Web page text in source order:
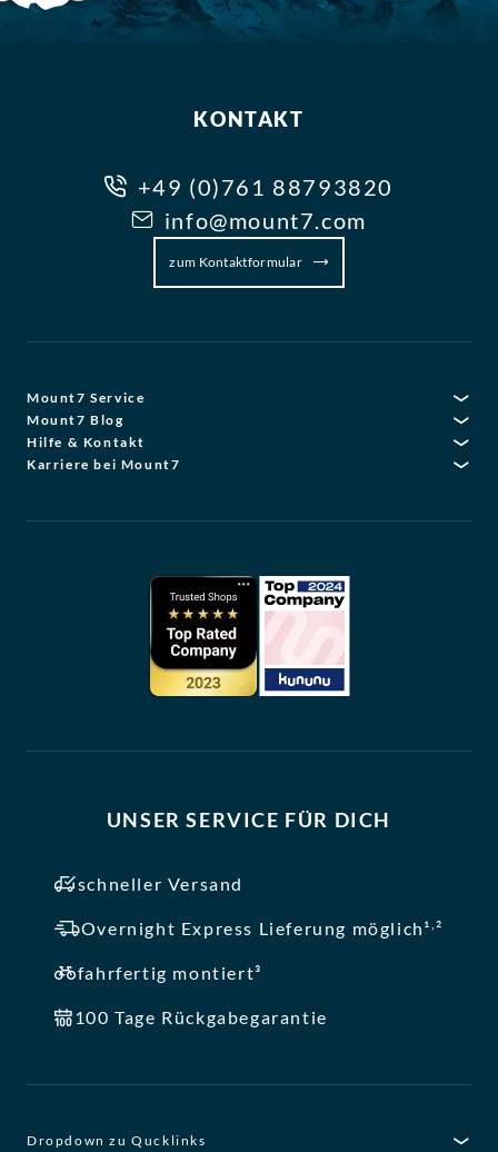
KONTAKT
+49 (0)761 88793820
info@mount7.com
zum Kontaktformular
Mount7 Service
Mount7 Blog
Hilfe & Kontakt
Karriere bei Mount7
UNSER SERVICE FÜR DICH
schneller Versand
Overnight Express Lieferung möglich¹,²
fahrfertig montiert³
100 Tage Rückgabegarantie
Dropdown zu Qucklinks